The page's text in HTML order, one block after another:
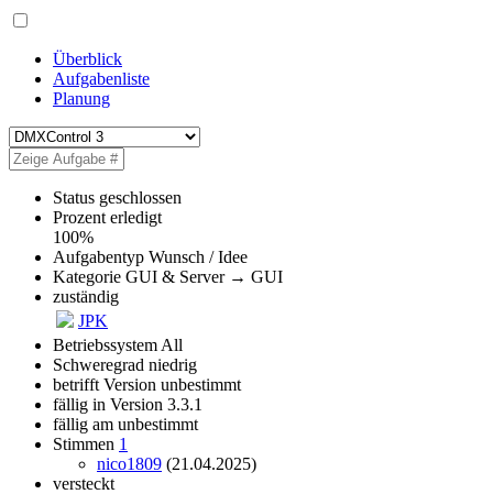
Überblick
Aufgabenliste
Planung
Status geschlossen
Prozent erledigt
100%
Aufgabentyp Wunsch / Idee
Kategorie GUI & Server → GUI
zuständig
JPK
Betriebssystem All
Schweregrad niedrig
betrifft Version unbestimmt
fällig in Version 3.3.1
fällig am unbestimmt
Stimmen 1
nico1809 (21.04.2025)
versteckt